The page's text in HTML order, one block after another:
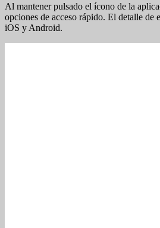
Al mantener pulsado el ícono de la
opciones de acceso rápido. El detalle de
iOS y Android.